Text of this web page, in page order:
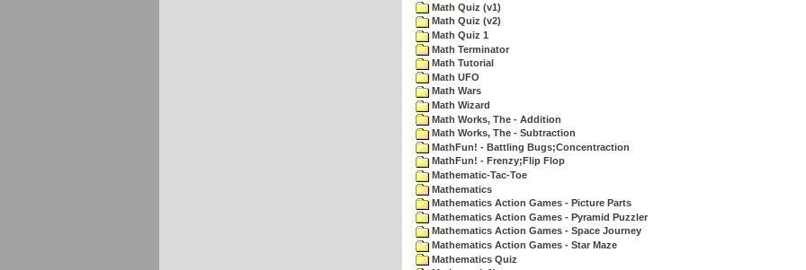
Math Quiz (v1)
Math Quiz (v2)
Math Quiz 1
Math Terminator
Math Tutorial
Math UFO
Math Wars
Math Wizard
Math Works, The - Addition
Math Works, The - Subtraction
MathFun! - Battling Bugs;Concentraction
MathFun! - Frenzy;Flip Flop
Mathematic-Tac-Toe
Mathematics
Mathematics Action Games - Picture Parts
Mathematics Action Games - Pyramid Puzzler
Mathematics Action Games - Space Journey
Mathematics Action Games - Star Maze
Mathematics Quiz